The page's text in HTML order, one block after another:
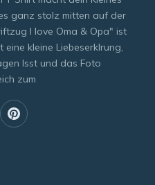
ganz stolz mitten auf der
I love Oma & Opa" ist
eine kleine Liebeserklrung,
lsst und das Foto
zum